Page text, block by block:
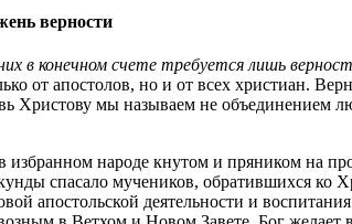
верности
в конечном счете требуется лишь
от апостолов, но и от всех христиан.
Христову мы называем не
народе кнутом и пряником на
спасало мучеников, обратившихся
апостольской деятельности и